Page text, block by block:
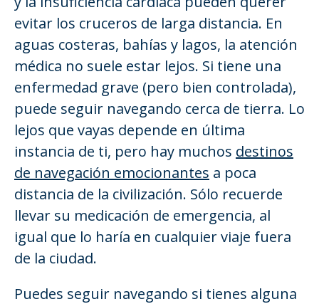
evitar los cruceros de larga distancia. En
aguas costeras, bahías y lagos, la atención
médica no suele estar lejos. Si tiene una
enfermedad grave (pero bien controlada),
puede seguir navegando cerca de tierra. Lo
lejos que vayas depende en última
instancia de ti, pero hay muchos destinos
de navegación emocionantes a poca
distancia de la civilización. Sólo recuerde
llevar su medicación de emergencia, al
igual que lo haría en cualquier viaje fuera
de la ciudad.
Puedes seguir navegando si tienes alguna